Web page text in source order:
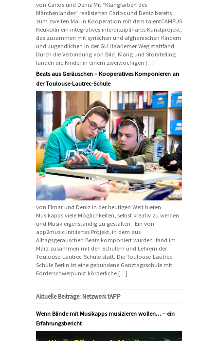
von Carlos und Deniz Mit “Klangfarben des
Märchenlandes” realisierten Carlos und Deniz bereits
zum zweiten Mal in Kooperation mit dem talentCAMPUS
Neukölln ein integratives interdisziplinäres Kunstprojekt,
das zusammen mit syrischen und afghanischen Kindern
und Jugendlichen in der GU Haarlemer Weg stattfand.
Durch die Verbindung von Bild, Klang und Storytelling
fanden die Kinder in einem zweiwöchigen […]
Beats aus Geräuschen – Kooperatives Komponieren an
der Toulouse-Lautrec-Schule
von Elmar und Deniz In der heutigen Welt bieten
Musikapps viele Möglichkeiten, selbst kreativ zu werden
und Musik eigenständig zu gestalten. Ein von
app2music initiiertes Projekt, in dem aus
Alltagsgeräuschen Beats komponiert wurden, fand im
März zusammen mit den Schülern und Lehrern der
Toulouse-Lautrec-Schule statt. Die Toulouse-Lautrec-
Schule Berlin ist eine gebundene Ganztagsschule mit
Förderschwerpunkt körperliche […]
Aktuelle Beiträge: Netzwerk tAPP
Wenn Blinde mit Musikapps musizieren wollen… – ein
Erfahrungsbericht